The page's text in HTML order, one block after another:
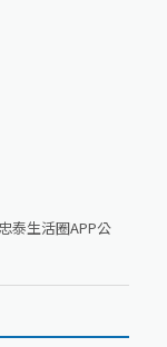
泰生活圈APP公